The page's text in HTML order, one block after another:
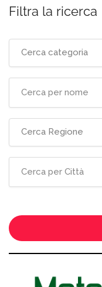
Filtra la ricerca
Cerca categoria
Cerca Regione